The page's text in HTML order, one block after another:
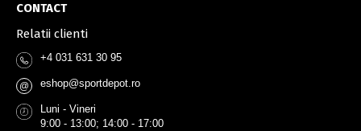
CONTACT
Relatii clienti
+4 031 631 30 95
@ eshop@sportdepot.ro
Luni - Vineri
9:00 - 13:00; 14:00 - 17:00